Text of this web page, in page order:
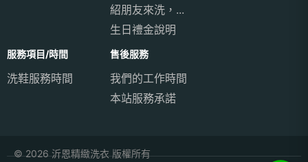
紹朋友來洗，...
生日禮金說明
服務項目/時間
洗鞋服務時間
售後服務
我們的工作時間
本站服務承諾
© 2026 沂恩精緻洗衣 版權所有